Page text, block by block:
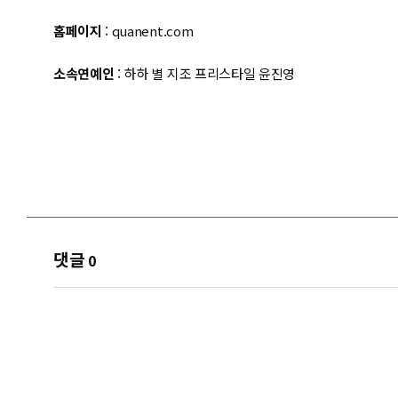
홈페이지 : quanent.com
소속연예인 : 하하 별 지조 프리스타일 윤진영
댓글 0